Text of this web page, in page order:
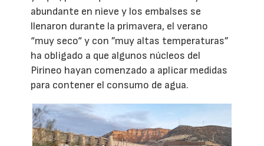
abundante en nieve y los embalses se
llenaron durante la primavera, el verano
“muy seco“ y con ”muy altas temperaturas”
ha obligado a que algunos núcleos del
Pirineo hayan comenzado a aplicar medidas
para contener el consumo de agua.